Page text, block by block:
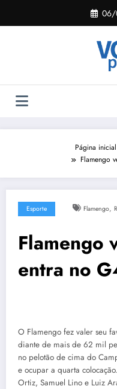
o
Página inicial
Flamengo
Esporte Flamengo,
Flamengo
entra no
O Flamengo fez valer seu
diante de mais de 62 mil
no pelotão de cima do
e ocupar a quarta
Ortiz, Samuel Lino e Luiz